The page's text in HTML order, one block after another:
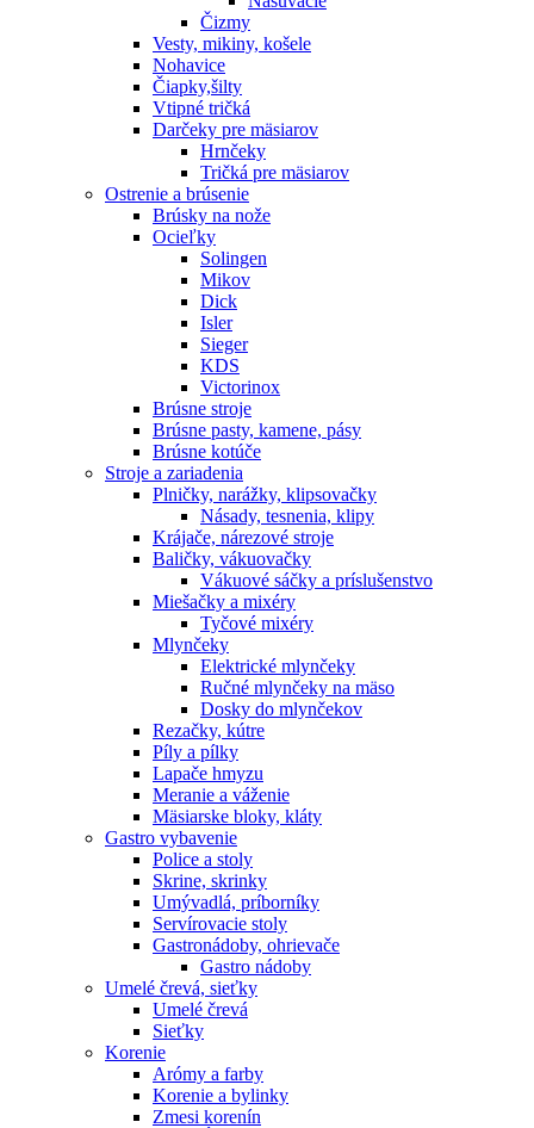
Čizmy
Vesty, mikiny, košele
Nohavice
Čiapky,šilty
Vtipné tričká
Darčeky pre mäsiarov
Hrnčeky
Tričká pre mäsiarov
Ostrenie a brúsenie
Brúsky na nože
Ocieľky
Solingen
Mikov
Dick
Isler
Sieger
KDS
Victorinox
Brúsne stroje
Brúsne pasty, kamene, pásy
Brúsne kotúče
Stroje a zariadenia
Plničky, narážky, klipsovačky
Násady, tesnenia, klipy
Krájače, nárezové stroje
Baličky, vákuovačky
Vákuové sáčky a príslušenstvo
Miešačky a mixéry
Tyčové mixéry
Mlynčeky
Elektrické mlynčeky
Ručné mlynčeky na mäso
Dosky do mlynčekov
Rezačky, kútre
Píly a pílky
Lapače hmyzu
Meranie a váženie
Mäsiarske bloky, kláty
Gastro vybavenie
Police a stoly
Skrine, skrinky
Umývadlá, príborníky
Servírovacie stoly
Gastronádoby, ohrievače
Gastro nádoby
Umelé črevá, sieťky
Umelé črevá
Sieťky
Korenie
Arómy a farby
Korenie a bylinky
Zmesi korenín